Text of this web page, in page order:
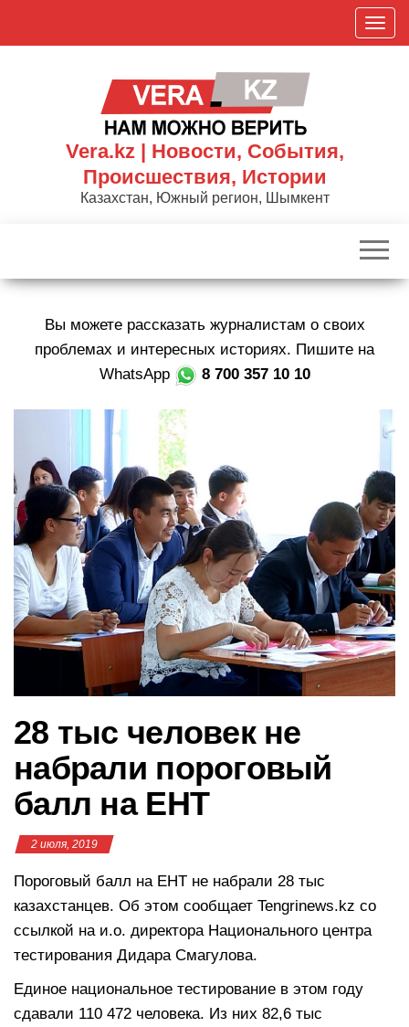
П
о
к
р
а
ц
и
Vera.kz | Новости, События,
Происшествия, Истории
Казахстан, Южный регион, Шымкент
Вы можете рассказать журналистам о своих
проблемах и интересных историях. Пишите на
WhatsApp
8 700 357 10 10
28 тыс человек не
набрали пороговый
балл на ЕНТ
2 июля, 2019
Пороговый балл на ЕНТ не набрали 28 тыс
казахстанцев. Об этом сообщает Tengrinews.kz со
ссылкой на и.о. директора Национального центра
тестирования Дидара Смагулова.
Единое национальное тестирование в этом году
сдавали 110 472 человека. Из них 82,6 тыс